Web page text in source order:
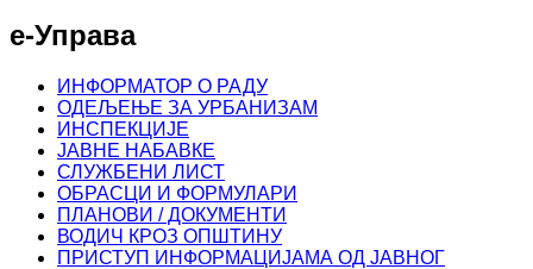
е-Управа
ИНФОРМАТОР О РАДУ
ОДЕЉЕЊЕ ЗА УРБАНИЗАМ
ИНСПЕКЦИЈЕ
ЈАВНЕ НАБАВКЕ
СЛУЖБЕНИ ЛИСТ
ОБРАСЦИ И ФОРМУЛАРИ
ПЛАНОВИ / ДОКУМЕНТИ
ВОДИЧ КРОЗ ОПШТИНУ
ПРИСТУП ИНФОРМАЦИЈАМА ОД ЈАВНОГ